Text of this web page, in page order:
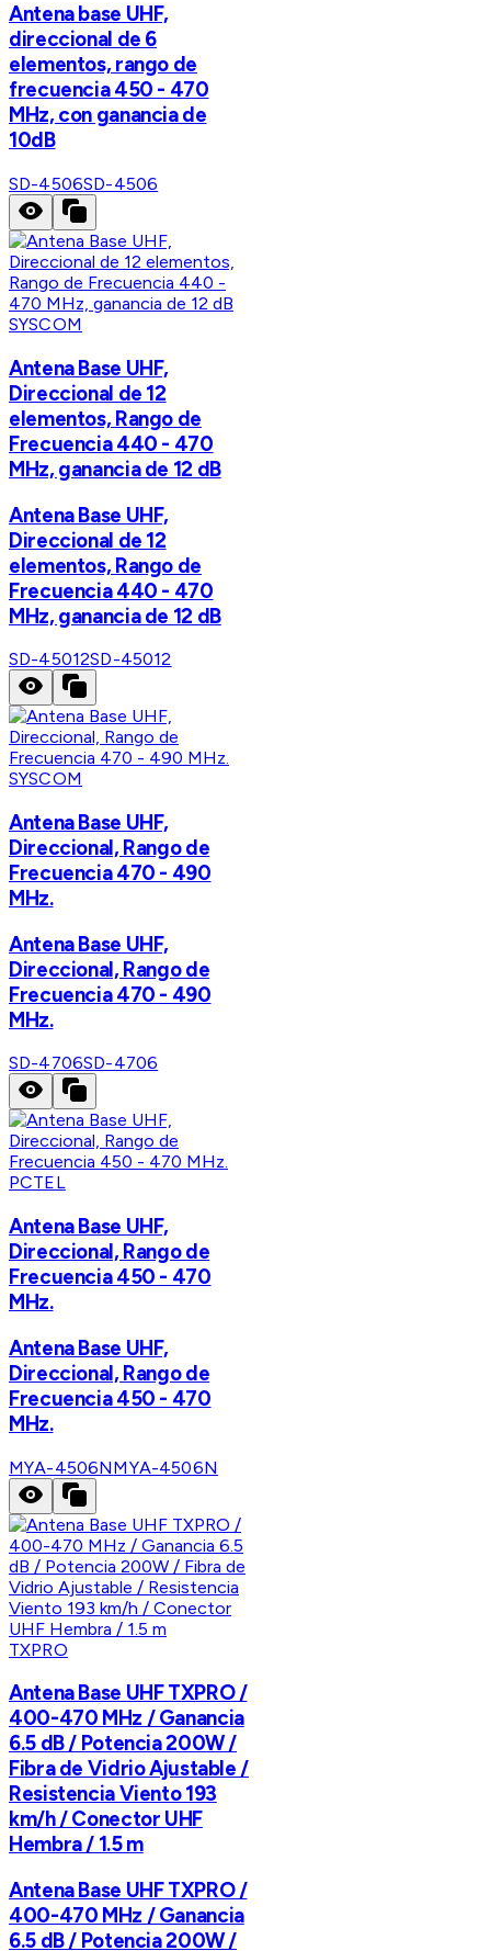
Antena base UHF,
direccional de 6
elementos, rango de
frecuencia 450 - 470
MHz, con ganancia de
10dB
SD-4506SD-4506
SYSCOM
Antena Base UHF,
Direccional de 12
elementos, Rango de
Frecuencia 440 - 470
MHz, ganancia de 12 dB
Antena Base UHF,
Direccional de 12
elementos, Rango de
Frecuencia 440 - 470
MHz, ganancia de 12 dB
SD-45012SD-45012
SYSCOM
Antena Base UHF,
Direccional, Rango de
Frecuencia 470 - 490
MHz.
Antena Base UHF,
Direccional, Rango de
Frecuencia 470 - 490
MHz.
SD-4706SD-4706
PCTEL
Antena Base UHF,
Direccional, Rango de
Frecuencia 450 - 470
MHz.
Antena Base UHF,
Direccional, Rango de
Frecuencia 450 - 470
MHz.
MYA-4506NMYA-4506N
TXPRO
Antena Base UHF TXPRO /
400-470 MHz / Ganancia
6.5 dB / Potencia 200W /
Fibra de Vidrio Ajustable /
Resistencia Viento 193
km/h / Conector UHF
Hembra / 1.5 m
Antena Base UHF TXPRO /
400-470 MHz / Ganancia
6.5 dB / Potencia 200W /